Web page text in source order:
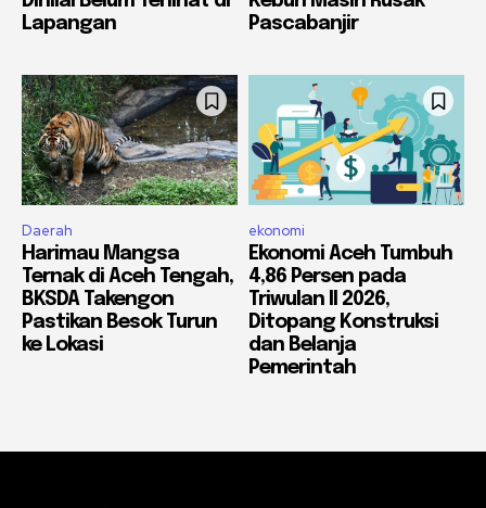
Lapangan
Pascabanjir
Daerah
Harimau Mangsa
Ternak di Aceh Tengah,
BKSDA Takengon
Pastikan Besok Turun
ke Lokasi
ekonomi
Ekonomi Aceh Tumbuh
4,86 Persen pada
Triwulan II 2026,
Ditopang Konstruksi
dan Belanja
Pemerintah